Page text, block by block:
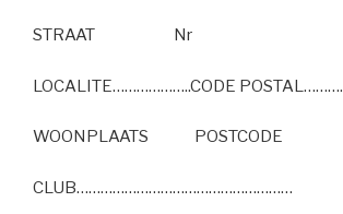
STRAAT Nr
LOCALITE………………..CODE POSTAL……….
WOONPLAATS POSTCODE
CLUB………………………………………………